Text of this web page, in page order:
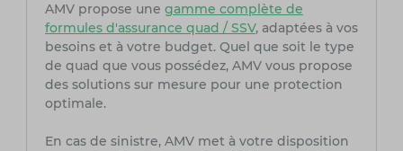
AMV propose une gamme complète de
formules d'assurance quad / SSV, adaptées à vos
besoins et à votre budget. Quel que soit le type
de quad que vous possédez, AMV vous propose
des solutions sur mesure pour une protection
optimale.
En cas de sinistre, AMV met à votre disposition